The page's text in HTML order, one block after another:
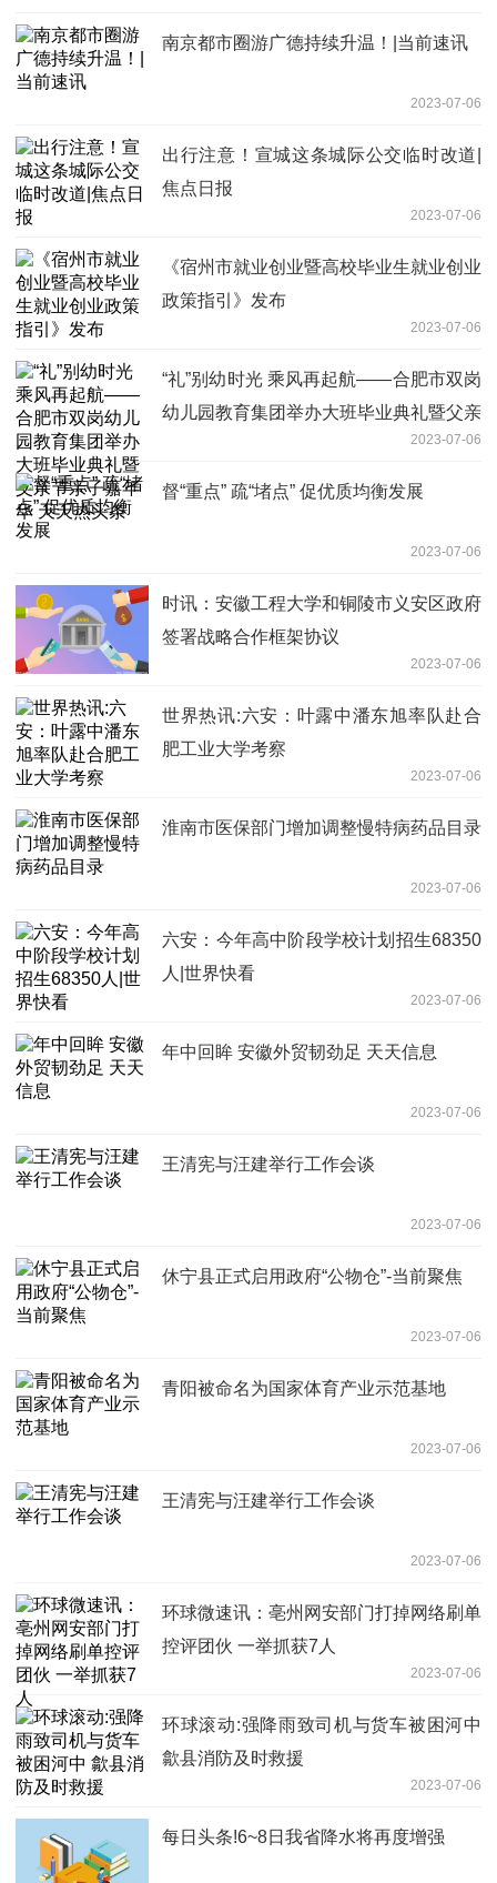
南京都市圈游广德持续升温！|当前速讯
2023-07-06
出行注意！宣城这条城际公交临时改道|
焦点日报
2023-07-06
《宿州市就业创业暨高校毕业生就业创业
政策指引》发布
2023-07-06
“礼”别幼时光 乘风再起航——合肥市双岗
幼儿园教育集团举办大班毕业典礼暨父亲
2023-07-06
督“重点” 疏“堵点” 促优质均衡发展
2023-07-06
时讯：安徽工程大学和铜陵市义安区政府
签署战略合作框架协议
2023-07-06
世界热讯:六安：叶露中潘东旭率队赴合
肥工业大学考察
2023-07-06
淮南市医保部门增加调整慢特病药品目录
2023-07-06
六安：今年高中阶段学校计划招生68350
人|世界快看
2023-07-06
年中回眸 安徽外贸韧劲足 天天信息
2023-07-06
王清宪与汪建举行工作会谈
2023-07-06
休宁县正式启用政府“公物仓”-当前聚焦
2023-07-06
青阳被命名为国家体育产业示范基地
2023-07-06
王清宪与汪建举行工作会谈
2023-07-06
环球微速讯：亳州网安部门打掉网络刷单
控评团伙 一举抓获7人
2023-07-06
环球滚动:强降雨致司机与货车被困河中
歙县消防及时救援
2023-07-06
每日头条!6~8日我省降水将再度增强